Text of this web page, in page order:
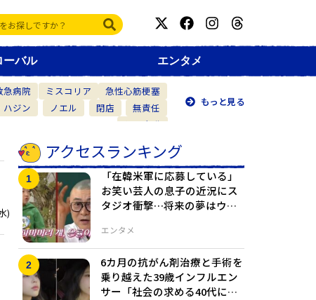
ーバル エンタメ
急病院 ミスコリア
急性心筋梗塞
ハジン ノエル 閉店
無責任
仲間意識
もっと見る
)
アクセスランキング
エンタメ
「在韓米軍に応募している」
お笑い芸人の息子の近況にス
タジオ衝撃…将来の夢はウェ
6カ月の抗がん剤治療と手術を
乗り越えた39歳インフルエン
サー「社会の求める40代にな